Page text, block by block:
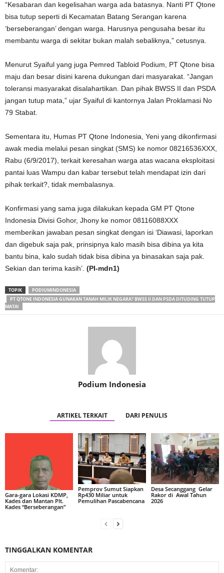
“Kesabaran dan kegelisahan warga ada batasnya. Nanti PT Qtone
bisa tutup seperti di Kecamatan Batang Serangan karena
‘berseberangan’ dengan warga. Harusnya pengusaha besar itu
membantu warga di sekitar bukan malah sebaliknya,” cetusnya.
Menurut Syaiful yang juga Pemred Tabloid Podium, PT Qtone bisa
maju dan besar disini karena dukungan dari masyarakat. “Jangan
toleransi masyarakat disalahartikan. Dan pihak BWSS II dan PSDA
jangan tutup mata,” ujar Syaiful di kantornya Jalan Proklamasi No
79 Stabat.
Sementara itu, Humas PT Qtone Indonesia, Yeni yang dikonfirmasi
awak media melalui pesan singkat (SMS) ke nomor 08216536XXX,
Rabu (6/9/2017), terkait keresahan warga atas wacana eksploitasi
pantai luas Wampu dan kabar tersebut telah mendapat izin dari
pihak terkait?, tidak membalasnya.
Konfirmasi yang sama juga dilakukan kepada GM PT Qtone
Indonesia Divisi Gohor, Jhony ke nomor 08116088XXX
memberikan jawaban pesan singkat dengan isi ‘Diawasi, laporkan
dan digebuk saja pak, prinsipnya kalo masih bisa dibina ya kita
bantu bina, kalo sudah tidak bisa dibina ya binasakan saja pak.
Sekian dan terima kasih’. (PI-mdn1)
TOPIK
PODIUMINDONESIA
PT QTONE INDONESIA GUNAKAN TANAH MILIK NEGARA? BWSS II DAN PSDA DITUDING TUTUP
MATA!
Podium Indonesia
ARTIKEL TERKAIT DARI PENULIS
Gara-gara Lokasi KDMP,
Kades dan Mantan Plt.
Kades “Berseberangan”
Pemprov Sumut Siapkan
Rp430 Miliar untuk
Pemulihan Pascabencana
Desa Secanggang Gelar
Rakor di Awal Tahun
2026
TINGGALKAN KOMENTAR